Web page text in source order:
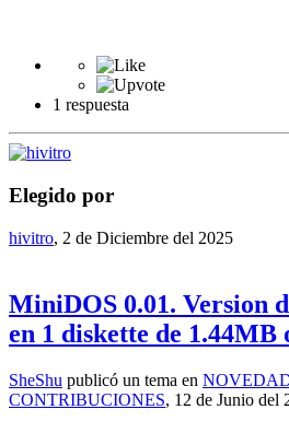
1 respuesta
Elegido por
hivitro, 2 de Diciembre del 2025
MiniDOS 0.01. Version
en 1 diskette de 1.44MB
SheShu publicó un tema en
CONTRIBUCIONES, 12 de Junio del